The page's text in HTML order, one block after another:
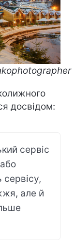
досвідом:
сервіс
сервісу,
але й